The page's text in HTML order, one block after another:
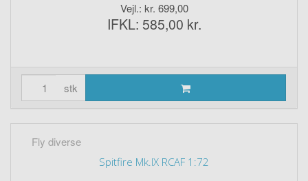
Vejl.: kr. 699,00
IFKL: 585,00 kr.
stk
Fly diverse
Spitfire Mk.IX RCAF 1:72